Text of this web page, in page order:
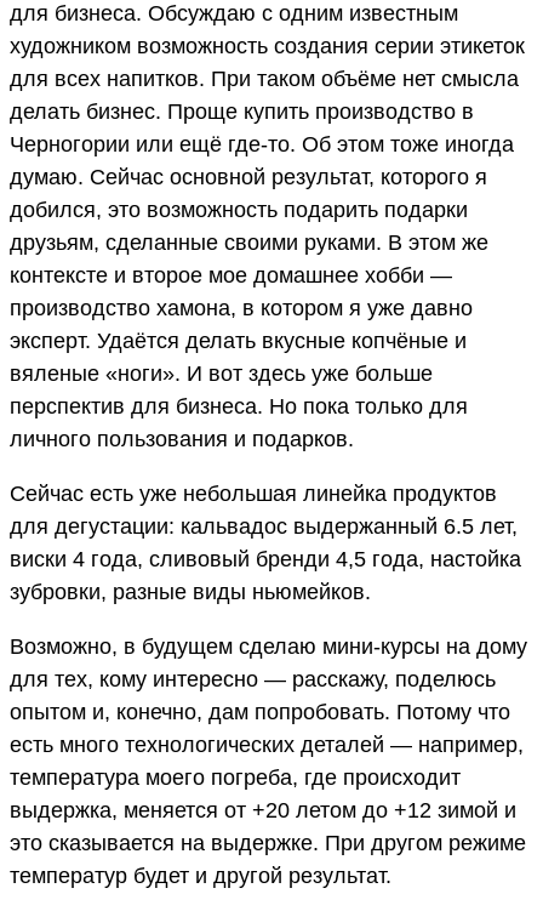
для бизнеса. Обсуждаю с одним известным
художником возможность создания серии этикеток
для всех напитков. При таком объёме нет смысла
делать бизнес. Проще купить производство в
Черногории или ещё где-то. Об этом тоже иногда
думаю. Сейчас основной результат, которого я
добился, это возможность подарить подарки
друзьям, сделанные своими руками. В этом же
контексте и второе мое домашнее хобби —
производство хамона, в котором я уже давно
эксперт. Удаётся делать вкусные копчёные и
вяленые «ноги». И вот здесь уже больше
перспектив для бизнеса. Но пока только для
личного пользования и подарков.
Сейчас есть уже небольшая линейка продуктов
для дегустации: кальвадос выдержанный 6.5 лет,
виски 4 года, сливовый бренди 4,5 года, настойка
зубровки, разные виды ньюмейков.
Возможно, в будущем сделаю мини-курсы на дому
для тех, кому интересно — расскажу, поделюсь
опытом и, конечно, дам попробовать. Потому что
есть много технологических деталей — например,
температура моего погреба, где происходит
выдержка, меняется от +20 летом до +12 зимой и
это сказывается на выдержке. При другом режиме
температур будет и другой результат.